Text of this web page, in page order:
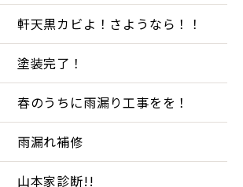
軒天黒カビよ！さようなら！！
塗装完了！
春のうちに雨漏り工事をを！
雨漏れ補修
山本家診断!!